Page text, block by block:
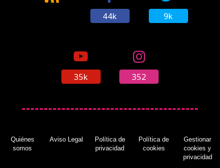
44k 9k
35k 352
Quiénes
somos
Aviso Legal
Política de
privacidad
Política de
cookies
Gestionar
cookies y
privacidad